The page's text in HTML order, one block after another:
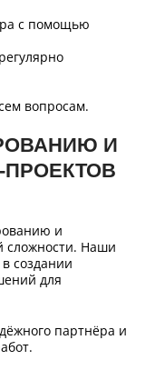
с помощью
вопросам.
И
ПРОЕКТОВ
и
сложности. Наши
создании
для
партнёра и